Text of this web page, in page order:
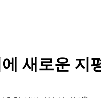
새로운 지